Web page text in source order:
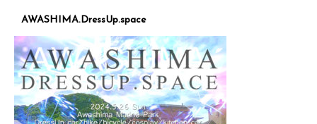
AWASHIMA.DressUp.space